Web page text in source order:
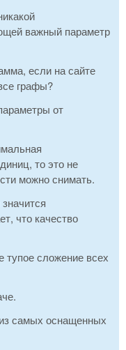
важный параметр
если на сайте
графы?
от
то это не
можно снимать.
что качество
тупое сложение всех
самых оснащенных